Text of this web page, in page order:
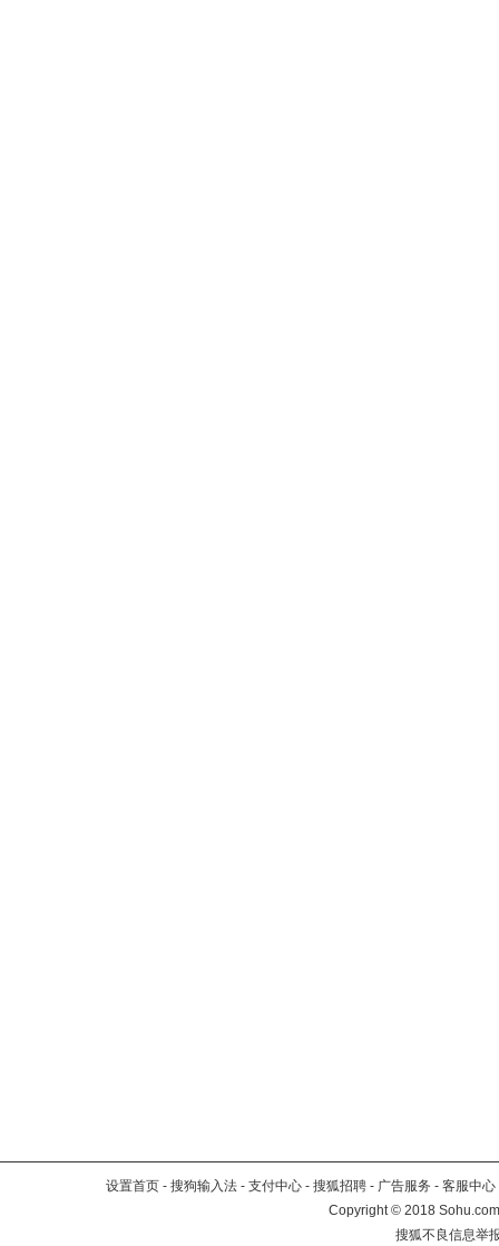
设置首页 - 搜狗输入法 - 支付中心 - 搜狐招聘 - 广告服务 - 客服中心
Copyright©2018
搜狐不良信息举